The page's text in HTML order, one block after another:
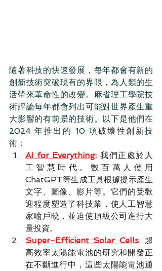
隨著科技的快速發展，每年都會有新的
創新技術突破現有的界限，為人類的生
活帶來革命性的改變。麻省理工學院技
術評論每年都會列出可能對世界產生重
大影響的有前景的技術。以下是他們在
2024 年推出的 10 項破壞性創新技
術：
AI for Everything: 我們正處於人
工智慧時代。數百萬人使用
ChatGPT等生成工具根據提示產生
文字、圖像、影片等。它們的受歡
迎程度塑造了科技業，使人工智慧
家喻戶曉，並迫使頂級公司進行大
量投資。
Super-Efficient Solar Cells: 超
高效率太陽能電池的研究和開發正
在不斷進行中，這些太陽能電池通